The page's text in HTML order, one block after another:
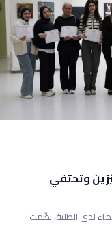
وتحتفي
لدى الطلبة، نظّمت